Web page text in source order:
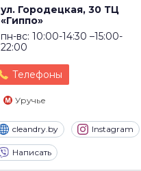
ул. Городецкая, 30 ТЦ
«Гиппо»
пн-вс: 10:00-14:30 –15:00-
22:00
Телефоны
Уручье
cleandry.by Instagram
Написать